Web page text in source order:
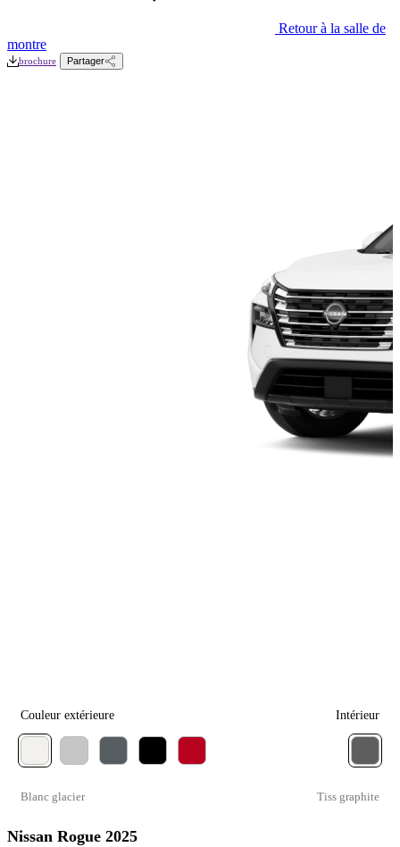
Retour à la salle de
montre
brochure Partager
Couleur extérieure
Blanc glacier
Intérieur
Tiss graphite
Nissan Rogue 2025